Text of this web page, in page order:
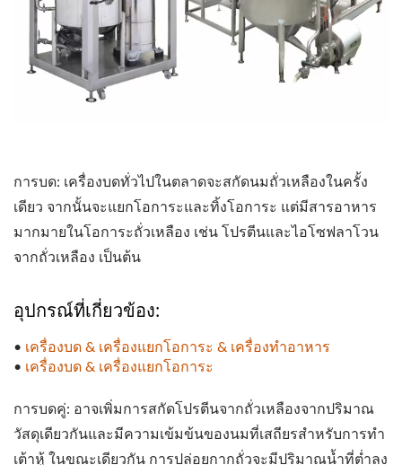
การบด: เครื่องบดทั่วไปในตลาดจะสกัดนมถั่วเหลืองในครั้ง
เดียว จากนั้นจะแยกโอการะและทิ้งโอการะ แต่มีสารอาหาร
มากมายในโอการะถั่วเหลือง เช่น โปรตีนและไอโซฟลาโวน
จากถั่วเหลือง เป็นต้น
อุปกรณ์ที่เกี่ยวข้อง:
• เครื่องบด & เครื่องแยกโอการะ & เครื่องทำอาหาร
• เครื่องบด & เครื่องแยกโอการะ
การบดคู่: อาจเพิ่มการสกัดโปรตีนจากถั่วเหลืองจากปริมาณ
วัสดุเดียวกันและมีความเข้มข้นของนมที่เสถียรสำหรับการทำ
เต้าหู้ ในขณะเดียวกัน การปล่อยกากถั่วจะมีปริมาณน้ำที่ต่ำลง